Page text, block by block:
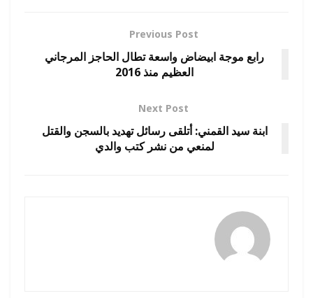
Previous Post
رابع موجة ابيضاض واسعة تطال الحاجز المرجاني
العظيم منذ 2016
Next Post
ابنة سيد القمني: أتلقى رسائل تهديد بالسجن والقتل
لمنعي من نشر كتب والدي